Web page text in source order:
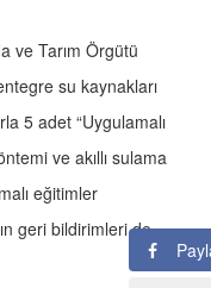
ve Tarım Örgütü
su kaynakları
5 adet “Uygulamalı
ve akıllı sulama
eğitimler
geri bildirimleri de